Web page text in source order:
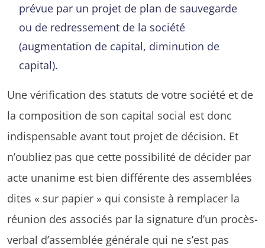
prévue par un projet de plan de sauvegarde
ou de redressement de la société
(augmentation de capital, diminution de
capital).
Une vérification des statuts de votre société et de
la composition de son capital social est donc
indispensable avant tout projet de décision. Et
n’oubliez pas que cette possibilité de décider par
acte unanime est bien différente des assemblées
dites « sur papier » qui consiste à remplacer la
réunion des associés par la signature d’un procès-
verbal d’assemblée générale qui ne s’est pas